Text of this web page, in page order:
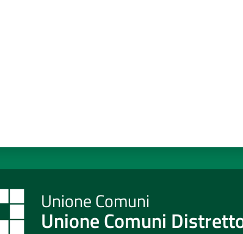
Unione Comuni